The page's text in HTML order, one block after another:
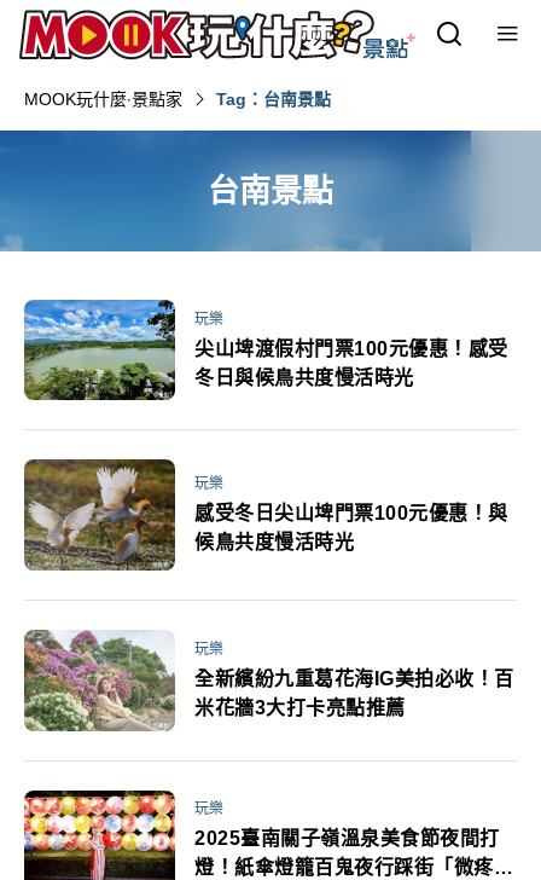
MOOK玩什麼‧景點家 Tag：台南景點
台南景點
玩樂
尖山埤渡假村門票100元優惠！感受
冬日與候鳥共度慢活時光
玩樂
感受冬日尖山埤門票100元優惠！與
候鳥共度慢活時光
玩樂
全新繽紛九重葛花海IG美拍必收！百
米花牆3大打卡亮點推薦
玩樂
2025臺南關子嶺溫泉美食節夜間打
燈！紙傘燈籠百鬼夜行踩街「微疼」